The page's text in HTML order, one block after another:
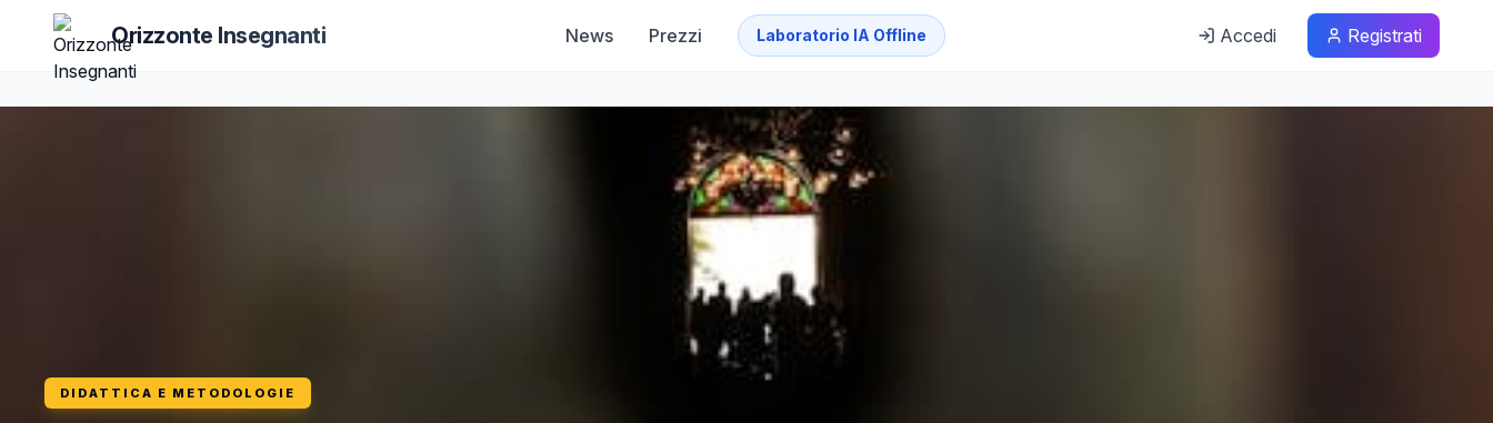
Orizzonte Insegnanti News Prezzi Laboratorio IA Offline Accedi Registrati
DIDATTICA E METODOLOGIE